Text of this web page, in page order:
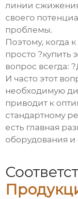
линии
своего
проблемы.
Поэтому, когда
просто ?купить
вопрос всегда:
И часто этот
необходимую
приводит к
стандартному
есть главная
оборудования и